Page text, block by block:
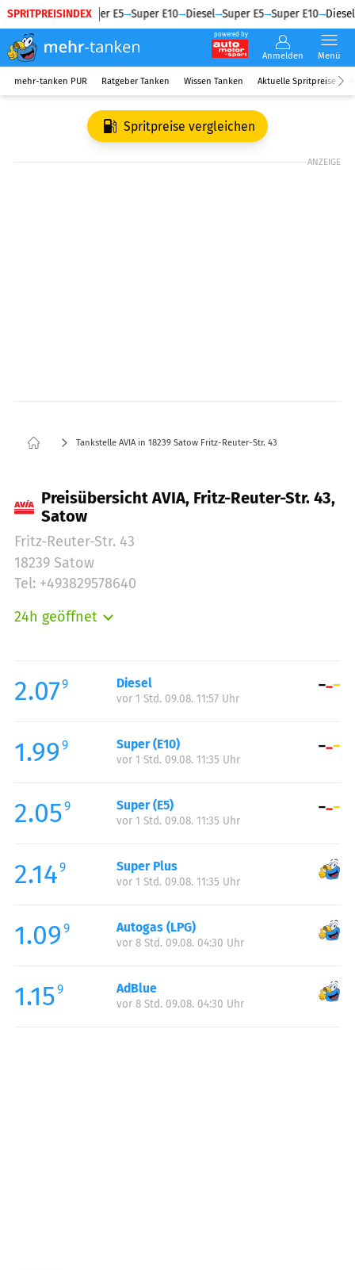
SPRITPREISINDEX
Diesel Super E5 Super E10 Diesel Super E5 Super E10 Diesel
powered by
Anmelden Menü
mehr-tanken PUR Ratgeber Tanken Wissen Tanken Aktuelle Spritpreise
Spritpreise vergleichen
ANZEIGE
Tankstelle AVIA in 18239 Satow Fritz-Reuter-Str. 43
Preisübersicht AVIA, Fritz-Reuter-Str. 43,
Satow
Fritz-Reuter-Str. 43
18239 Satow
Tel: +493829578640
24h geöffnet
Mittwoch:
00:00-23:59
Donnerstag:
Samstag:
00:00-23:59
Sonntag:
2.079 Diesel
vor 1 Std. 09.08. 11:57 Uhr
1.99 9 Super (E10)
vor 1 Std. 09.08. 11:35 Uhr
2.059 Super (E5)
vor 1 Std. 09.08. 11:35 Uhr
2.149 Super Plus
vor 1 Std. 09.08. 11:35 Uhr
1.09 9 Autogas (LPG)
vor 8 Std. 09.08. 04:30 Uhr
1.159 AdBlue
vor 8 Std. 09.08. 04:30 Uhr